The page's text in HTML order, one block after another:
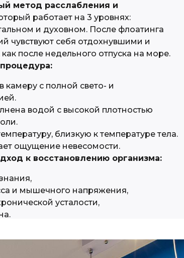
метод расслабления и
работает на 3 уровнях:
и духовном. После флоатинга
чувствуют себя отдохнувшими и
после недельного отпуска на море.
камеру с полной свето- и
водой с высокой плотностью
близкую к температуре тела.
ощущение невесомости.
к восстановлению организма:
и мышечного напряжения,
усталости,